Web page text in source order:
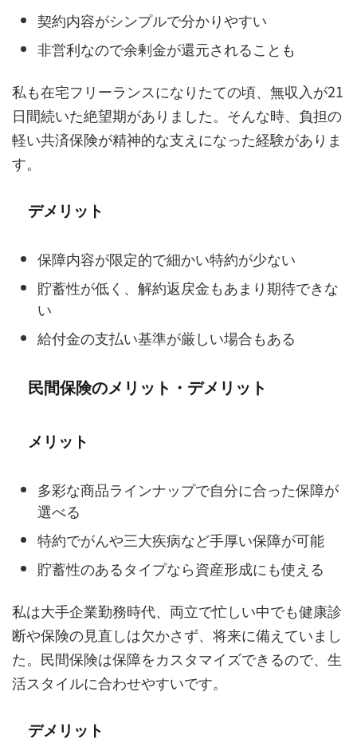
契約内容がシンプルで分かりやすい
非営利なので余剰金が還元されることも
私も在宅フリーランスになりたての頃、無収入が21
日間続いた絶望期がありました。そんな時、負担の
軽い共済保険が精神的な支えになった経験がありま
す。
デメリット
保障内容が限定的で細かい特約が少ない
貯蓄性が低く、解約返戻金もあまり期待できな
い
給付金の支払い基準が厳しい場合もある
民間保険のメリット・デメリット
メリット
多彩な商品ラインナップで自分に合った保障が
選べる
特約でがんや三大疾病など手厚い保障が可能
貯蓄性のあるタイプなら資産形成にも使える
私は大手企業勤務時代、両立で忙しい中でも健康診
断や保険の見直しは欠かさず、将来に備えていまし
た。民間保険は保障をカスタマイズできるので、生
活スタイルに合わせやすいです。
デメリット